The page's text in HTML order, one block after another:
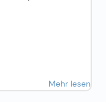
Mehr lesen